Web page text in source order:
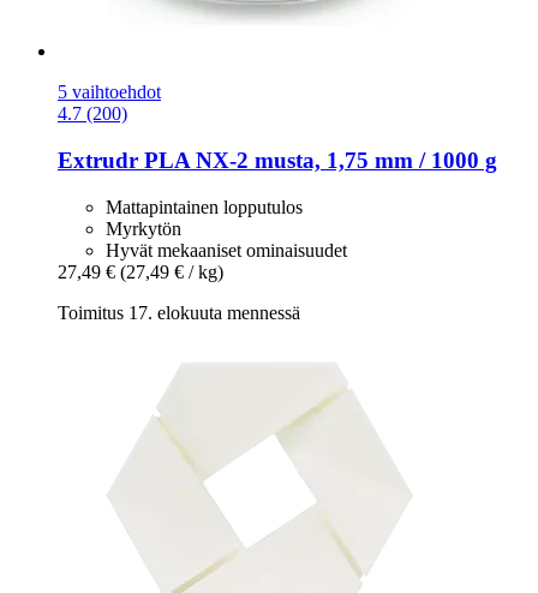
5 vaihtoehdot
4.7 (200)
Extrudr PLA NX-​2 musta, 1,75 mm / 1000 g
Mattapintainen lopputulos
Myrkytön
Hyvät mekaaniset ominaisuudet
27,49 € (27,49 € / kg)
Toimitus 17. elokuuta mennessä